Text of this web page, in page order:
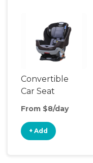
Convertible
Car Seat
From $8/day
+ Add